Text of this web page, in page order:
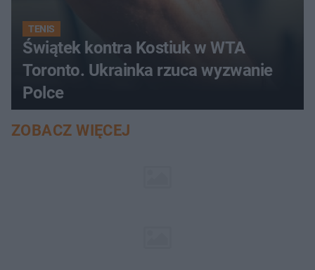
TENIS
Świątek kontra Kostiuk w WTA
Toronto. Ukrainka rzuca wyzwanie
Polce
ZOBACZ WIĘCEJ